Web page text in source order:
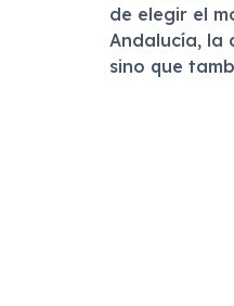
de elegir el
Andalucía, la
sino que